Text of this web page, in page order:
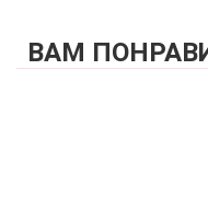
ВАМ